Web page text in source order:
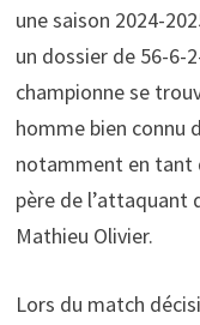
une saison 2024-
un dossier de 56-6-
championne se
homme bien connu
notamment en tant
père de l’attaquant
Mathieu Olivier.
Lors du match